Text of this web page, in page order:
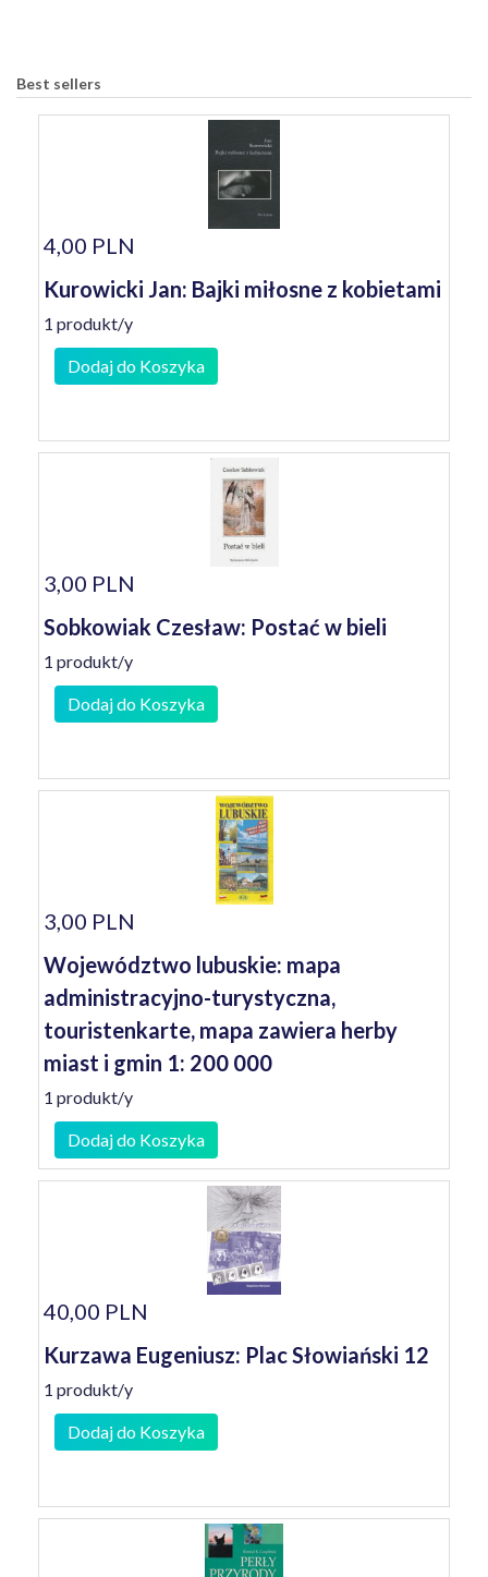
Best sellers
4,00 PLN
Kurowicki Jan: Bajki miłosne z kobietami
1 produkt/y
Dodaj do Koszyka
3,00 PLN
Sobkowiak Czesław: Postać w bieli
1 produkt/y
Dodaj do Koszyka
3,00 PLN
Województwo lubuskie: mapa
administracyjno-turystyczna,
touristenkarte, mapa zawiera herby
miast i gmin 1: 200 000
1 produkt/y
Dodaj do Koszyka
40,00 PLN
Kurzawa Eugeniusz: Plac Słowiański 12
1 produkt/y
Dodaj do Koszyka